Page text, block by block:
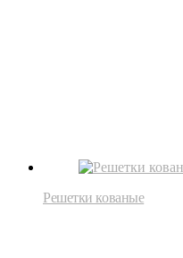
Решетки кованые